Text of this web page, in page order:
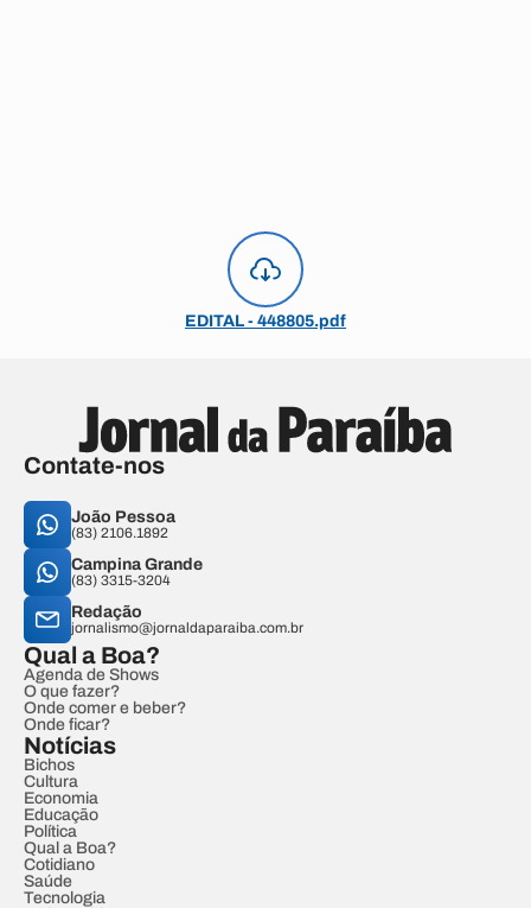
EDITAL - 448805.pdf
Contate-nos
João Pessoa
(83) 2106.1892
Campina Grande
(83) 3315-3204
Redação
jornalismo@jornaldaparaiba.com.br
Qual a Boa?
Agenda de Shows
O que fazer?
Onde comer e beber?
Onde ficar?
Notícias
Bichos
Cultura
Economia
Educação
Política
Qual a Boa?
Cotidiano
Saúde
Tecnologia